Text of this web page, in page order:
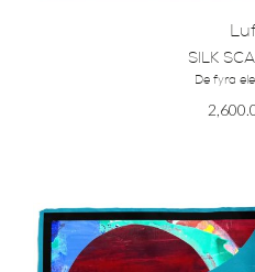
SILK
De fyra